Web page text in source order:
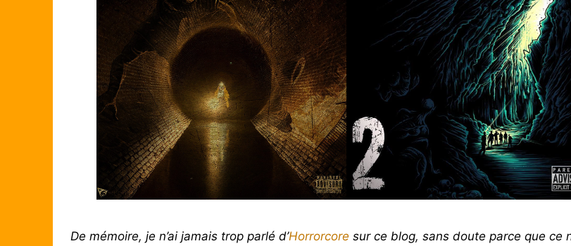
De mémoire, je n’ai jamais trop parlé d’Horrorcore sur ce blog, sans doute parce que ce